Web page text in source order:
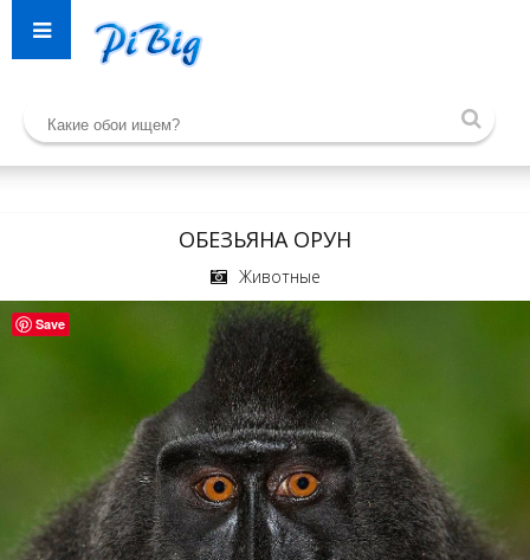
ОБЕЗЬЯНА ОРУН
Животные
Save